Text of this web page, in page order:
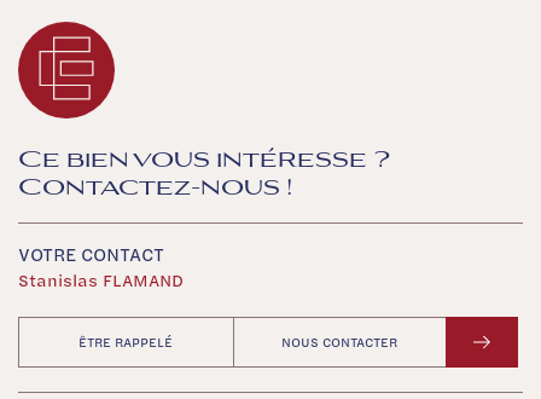
Ce bien vous intéresse ?
Contactez-nous !
VOTRE CONTACT
Stanislas FLAMAND
ÊTRE RAPPELÉ NOUS CONTACTER